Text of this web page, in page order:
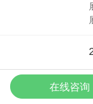
在线咨询